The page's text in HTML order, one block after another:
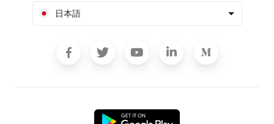
日本語